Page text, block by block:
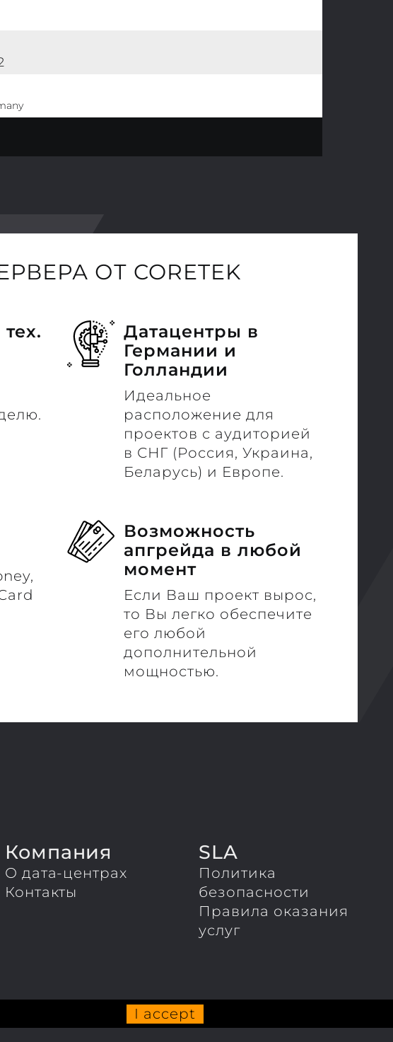
ОТ CORETEK
Датацентры в
Германии и
Голландии
Идеальное
расположение для
проектов с аудиторией
в СНГ (Россия, Украина,
Беларусь) и Европе.
Возможность
апгрейда в любой
момент
Если Ваш проект вырос,
то Вы легко обеспечите
его любой
дополнительной
мощностью.
Компания
О дата-центрах
Контакты
SLA
Политика
безопасности
Правила оказания
услуг
I accept